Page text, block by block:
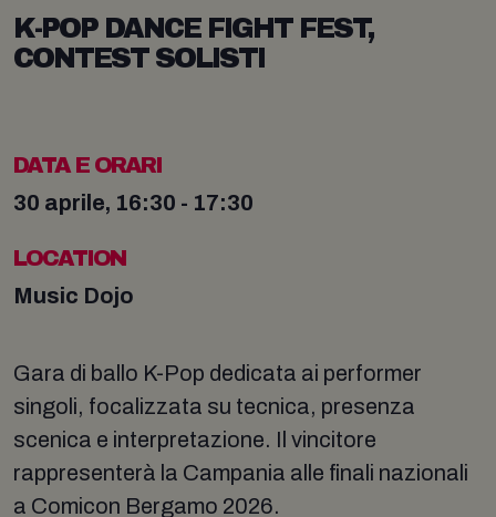
K-POP DANCE FIGHT FEST,
CONTEST SOLISTI
DATA E ORARI
30 aprile, 16:30 - 17:30
LOCATION
Music Dojo
Gara di ballo K-Pop dedicata ai performer
singoli, focalizzata su tecnica, presenza
scenica e interpretazione. Il vincitore
rappresenterà la Campania alle finali nazionali
a Comicon Bergamo 2026.